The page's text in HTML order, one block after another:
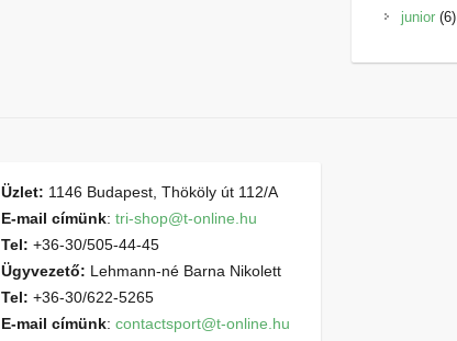
junior 66
Üzlet: 1146 Budapest, Thököly út 112/A
E-mail címünk:tri-shop@t-online.hu
Tel: +36-30/505-44-45
Ügyvezető: Lehmann-né Barna Nikolett
Tel: +36-30/622-5265
E-mail címünk:contactsport@t-online.hu